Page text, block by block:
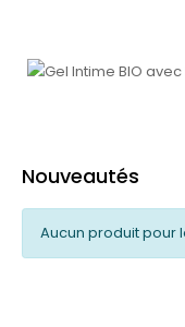
Nouveautés
Aucun produit pour